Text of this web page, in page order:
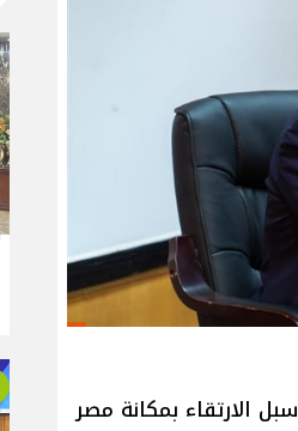
الارتقاء بمكانة مصر